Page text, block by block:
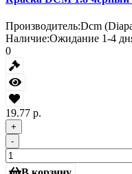
Производитель:Dcm
Наличие:Ожидание 1-4
0
19.77 р.
+
-
В корзину